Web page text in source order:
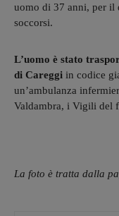
uomo di 37 anni, per il
soccorsi.
L’uomo è stato
di Careggi in codice
un’ambulanza
Valdambra, i Vigili del
La foto è tratta dalla